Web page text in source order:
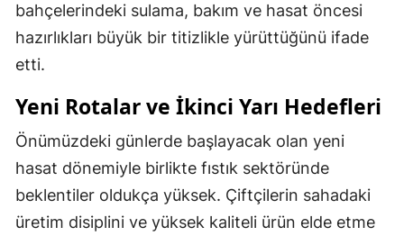
bahçelerindeki sulama, bakım ve hasat öncesi
hazırlıkları büyük bir titizlikle yürüttüğünü ifade
etti.
Yeni Rotalar ve İkinci Yarı Hedefleri
Önümüzdeki günlerde başlayacak olan yeni
hasat dönemiyle birlikte fıstık sektöründe
beklentiler oldukça yüksek. Çiftçilerin sahadaki
üretim disiplini ve yüksek kaliteli ürün elde etme